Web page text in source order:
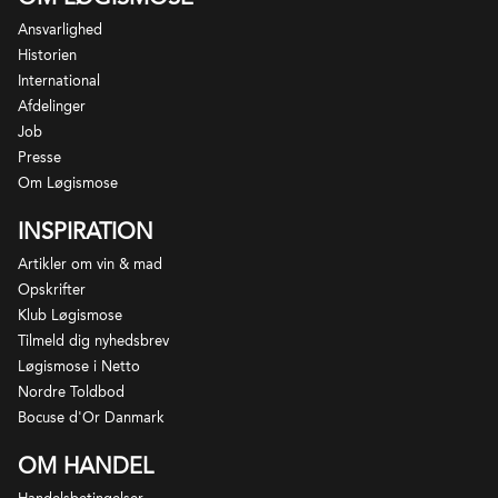
Château Lynch-Bages er både med hensyn til kvalitet
og ejerforhold et af de mest stabile slotte i Pauillac.
familie siden Jean-Charles Cazes købte slottet i 1939
appellationsnavnet, og de er som regel fadlagrede.
Ansvarlighed
Historien
International
Afdelinger
Job
Presse
Om Løgismose
INSPIRATION
Artikler om vin & mad
Opskrifter
Klub Løgismose
Tilmeld dig nyhedsbrev
Løgismose i Netto
Nordre Toldbod
Bocuse d'Or Danmark
OM HANDEL